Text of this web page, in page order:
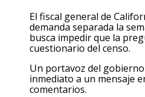
El fiscal general de
demanda separada la
busca impedir que la
cuestionario del censo.
Un portavoz del
inmediato a un mensaje
comentarios.